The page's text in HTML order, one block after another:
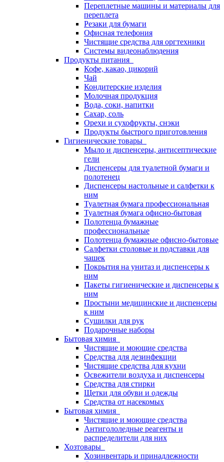
Переплетные машины и материалы для
переплета
Резаки для бумаги
Офисная телефония
Чистящие средства для оргтехники
Системы видеонаблюдения
Продукты питания
Кофе, какао, цикорий
Чай
Кондитерские изделия
Молочная продукция
Вода, соки, напитки
Сахар, соль
Орехи и сухофрукты, снэки
Продукты быстрого приготовления
Гигиенические товары
Мыло и диспенсеры, антисептические
гели
Диспенсеры для туалетной бумаги и
полотенец
Диспенсеры настольные и салфетки к
ним
Туалетная бумага профессиональная
Туалетная бумага офисно-бытовая
Полотенца бумажные
профессиональные
Полотенца бумажные офисно-бытовые
Салфетки столовые и подставки для
чашек
Покрытия на унитаз и диспенсеры к
ним
Пакеты гигиенические и диспенсеры к
ним
Простыни медицинские и диспенсеры
к ним
Сушилки для рук
Подарочные наборы
Бытовая химия
Чистящие и моющие средства
Средства для дезинфекции
Чистящие средства для кухни
Освежители воздуха и диспенсеры
Средства для стирки
Щетки для обуви и одежды
Средства от насекомых
Бытовая химия
Чистящие и моющие средства
Антигололедные реагенты и
распределители для них
Хозтовары
Хозинвентарь и принадлежности